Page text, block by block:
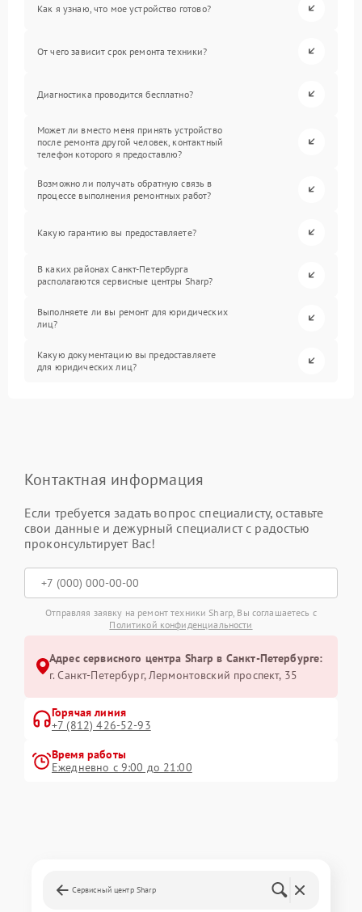
Как я узнаю, что мое устройство готово?
От чего зависит срок ремонта техники?
Диагностика проводится бесплатно?
Может ли вместо меня принять устройство
после ремонта другой человек, контактный
телефон которого я предоставлю?
Возможно ли получать обратную связь в
процессе выполнения ремонтных работ?
Какую гарантию вы предоставляете?
В каких районах Санкт-Петербурга
располагаются сервисные центры Sharp?
Выполняете ли вы ремонт для юридических
лиц?
Какую документацию вы предоставляете
для юридических лиц?
Контактная информация
Если требуется задать вопрос специалисту, оставьте
свои данные и дежурный специалист с радостью
проконсультирует Вас!
Отправляя заявку на ремонт техники Sharp, Вы соглашаетесь с
Политикой конфиденциальности
Адрес сервисного центра Sharp в Санкт-Петербурге:
г. Санкт-Петербург, Лермонтовский проспект, 35
Горячая линия
+7 (812) 426-52-93
Время работы
Ежедневно с 9:00 до 21:00
Сервисный центр Sharp